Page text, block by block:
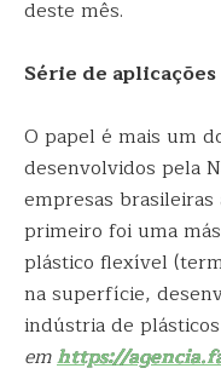
deste mês.
Série de aplicações
O papel é mais um
desenvolvidos pela
empresas brasileiras
primeiro foi uma
plástico flexível
na superfície,
indústria de
emhttps://